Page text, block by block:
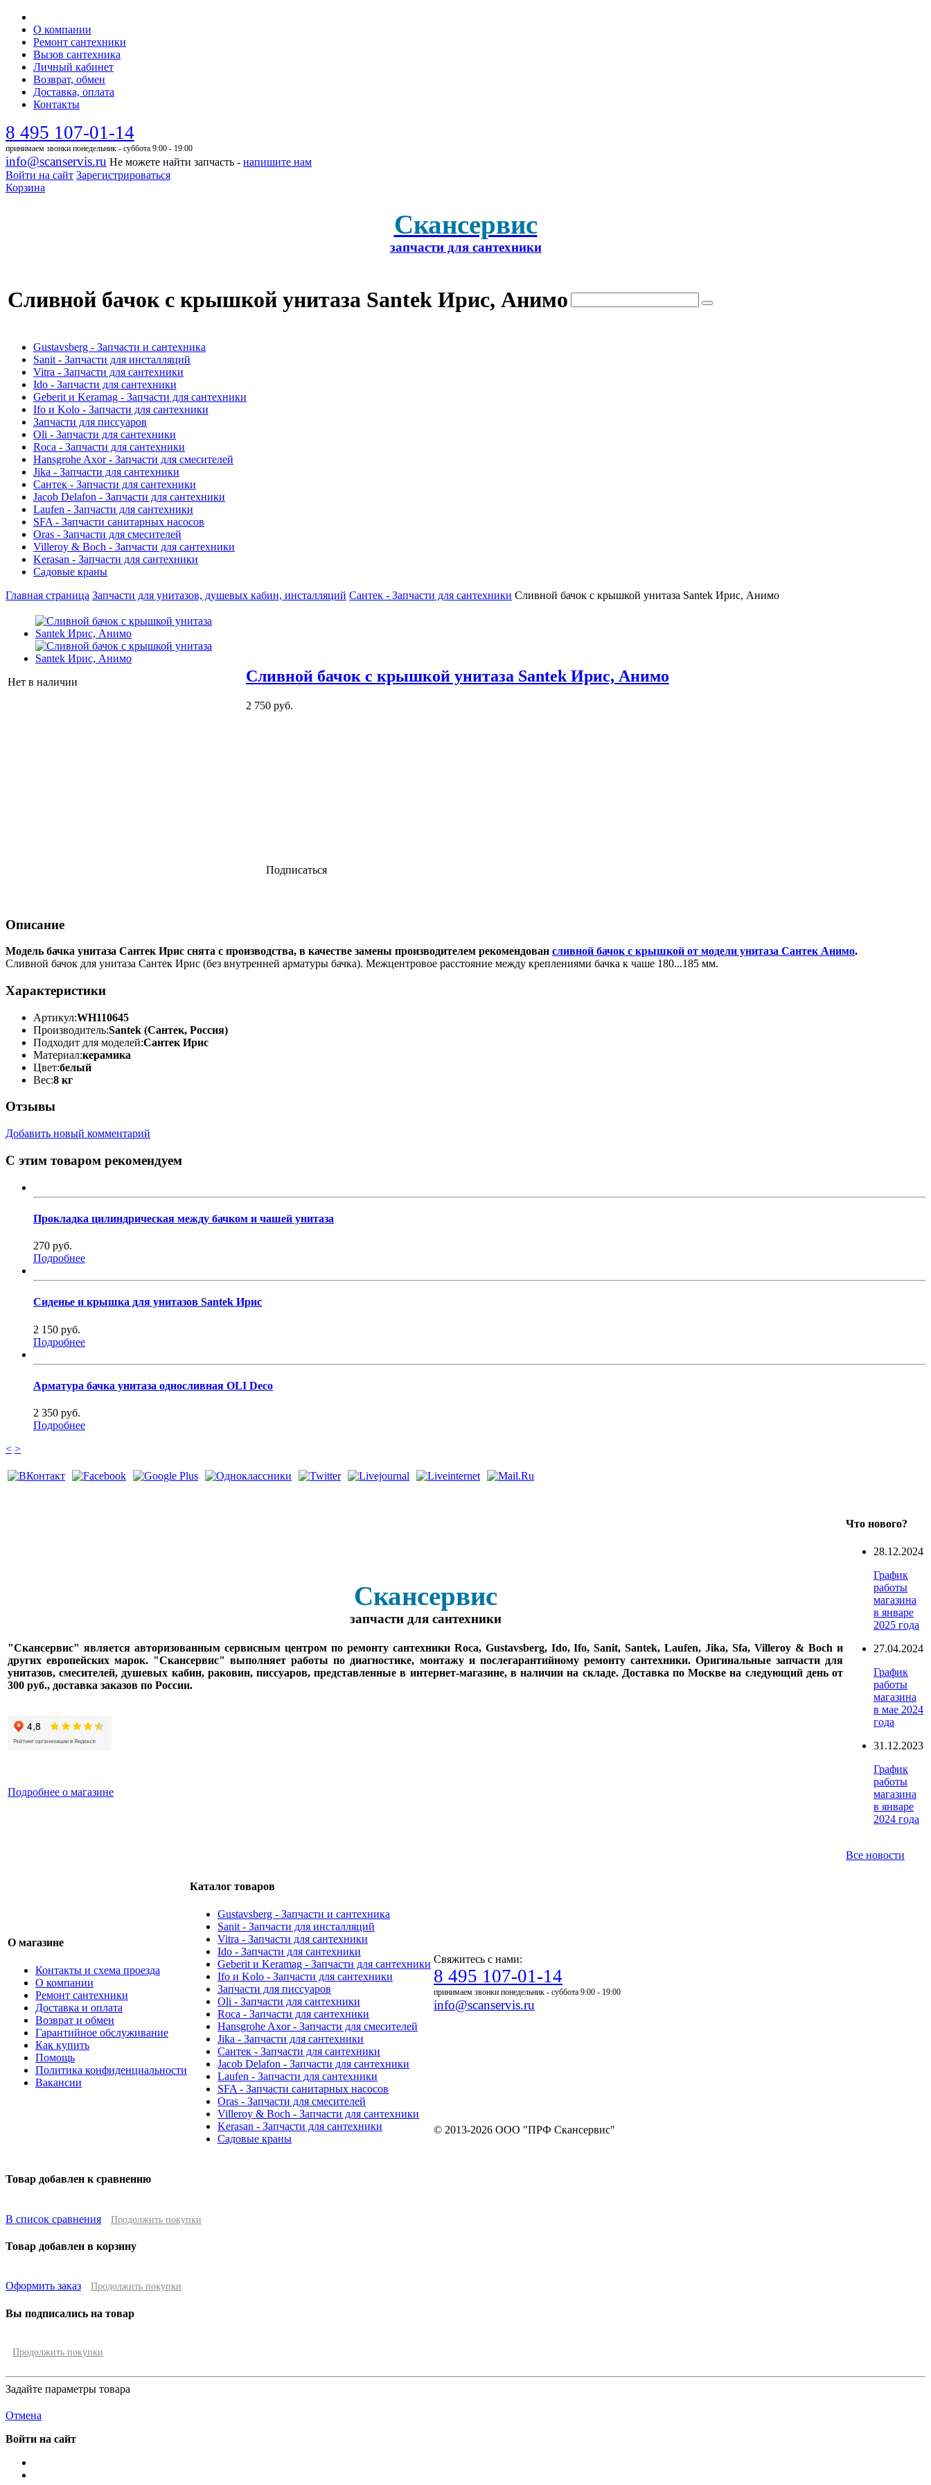
О компании
Ремонт сантехники
Вызов сантехника
Личный кабинет
Возврат, обмен
Доставка, оплата
Контакты
8 495 107-01-14
принимаем звонки понедельник - суббота 9:00 - 19:00
info@scanservis.ru Не можете найти запчасть - напишите нам
Войти на сайт Зарегистрироваться
Корзина
Скансервис
запчасти для сантехники
Сливной бачок с крышкой унитаза Santek Ирис, Анимо
Gustavsberg - Запчасти и сантехника
Sanit - Запчасти для инсталляций
Vitra - Запчасти для сантехники
Ido - Запчасти для сантехники
Geberit и Keramag - Запчасти для сантехники
Ifo и Kolo - Запчасти для сантехники
Запчасти для писсуаров
Oli - Запчасти для сантехники
Roca - Запчасти для сантехники
Hansgrohe Axor - Запчасти для смесителей
Jika - Запчасти для сантехники
Сантек - Запчасти для сантехники
Jacob Delafon - Запчасти для сантехники
Laufen - Запчасти для сантехники
SFA - Запчасти санитарных насосов
Oras - Запчасти для смесителей
Villeroy & Boch - Запчасти для сантехники
Kerasan - Запчасти для сантехники
Садовые краны
Главная страница Запчасти для унитазов, душевых кабин, инсталляций Сантек - Запчасти для сантехники Сливной бачок с крышкой унитаза Santek Ирис, Анимо
Нет в наличии Сливной бачок с крышкой унитаза Santek Ирис, Анимо
2 750 руб.
Подписаться
Описание
Модель бачка унитаза Сантек Ирис снята с производства, в качестве замены производителем рекомендован сливной бачок с крышкой от модели унитаза Сантек Анимо.
Сливной бачок для унитаза Сантек Ирис (без внутренней арматуры бачка). Межцентровое расстояние между креплениями бачка к чаше 180...185 мм.
Характеристики
Артикул:WH110645
Производитель:Santek (Сантек, Россия)
Подходит для моделей:Сантек Ирис
Материал:керамика
Цвет:белый
Вес:8 кг
Отзывы
Добавить новый комментарий
С этим товаром рекомендуем
Прокладка цилиндрическая между бачком и чашей унитаза
270 руб.
Подробнее
Сиденье и крышка для унитазов Santek Ирис
2 150 руб.
Подробнее
Арматура бачка унитаза односливная OLI Deco
2 350 руб.
Подробнее
< >
Скансервис
запчасти для сантехники
"Скансервис" является авторизованным сервисным центром по ремонту сантехники Roca, Gustavsberg, Ido, Ifo, Sanit, Santek, Laufen, Jika, Sfa, Villeroy & Boch и
других европейских марок. "Скансервис" выполняет работы по диагностике, монтажу и послегарантийному ремонту сантехники. Оригинальные запчасти для
унитазов, смесителей, душевых кабин, раковин, писсуаров, представленные в интернет-магазине, в наличии на складе. Доставка по Москве на следующий день от
300 руб., доставка заказов по России.
Подробнее о магазине
Что нового?
28.12.2024
График
работы
магазина
в январе
2025 года
27.04.2024
График
работы
магазина
в мае 2024
года
31.12.2023
График
работы
магазина
в январе
2024 года
Все новости
О магазине
Контакты и схема проезда
О компании
Ремонт сантехники
Доставка и оплата
Возврат и обмен
Гарантийное обслуживание
Как купить
Помощь
Политика конфиденциальности
Вакансии
Каталог товаров
Gustavsberg - Запчасти и сантехника
Sanit - Запчасти для инсталляций
Vitra - Запчасти для сантехники
Ido - Запчасти для сантехники
Geberit и Keramag - Запчасти для сантехники
Ifo и Kolo - Запчасти для сантехники
Запчасти для писсуаров
Oli - Запчасти для сантехники
Roca - Запчасти для сантехники
Hansgrohe Axor - Запчасти для смесителей
Jika - Запчасти для сантехники
Сантек - Запчасти для сантехники
Jacob Delafon - Запчасти для сантехники
Laufen - Запчасти для сантехники
SFA - Запчасти санитарных насосов
Oras - Запчасти для смесителей
Villeroy & Boch - Запчасти для сантехники
Kerasan - Запчасти для сантехники
Садовые краны
Свяжитесь с нами:
8 495 107-01-14
принимаем звонки понедельник - суббота 9:00 - 19:00
info@scanservis.ru
© 2013-2026 ООО "ПРФ Скансервис"
Товар добавлен к сравнению
В список сравнения Продолжить покупки
Товар добавлен в корзину
Оформить заказ Продолжить покупки
Вы подписались на товар
Продолжить покупки
Задайте параметры товара
Отмена
Войти на сайт